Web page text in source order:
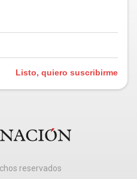
Listo, quiero suscribirme
reservados